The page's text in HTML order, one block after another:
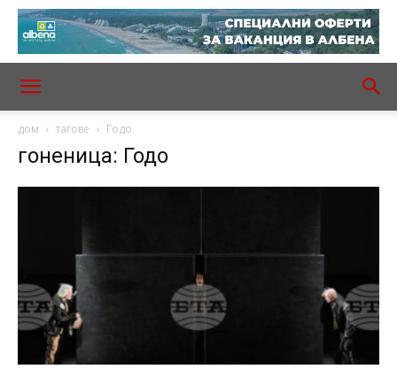
дом тагове Годо
гоненица: Годо